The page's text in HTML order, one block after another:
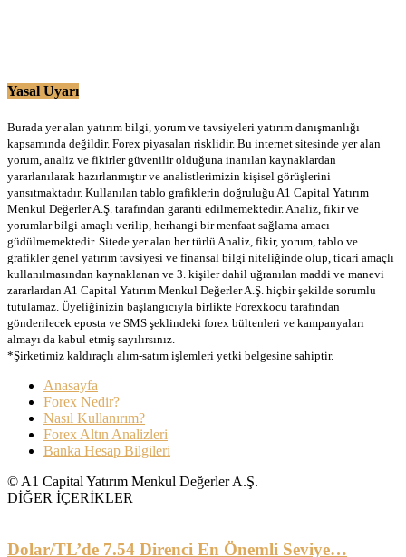
Yasal Uyarı
Burada yer alan yatırım bilgi, yorum ve tavsiyeleri yatırım danışmanlığı
kapsamında değildir. Forex piyasaları risklidir. Bu internet sitesinde yer alan
yorum, analiz ve fikirler güvenilir olduğuna inanılan kaynaklardan
yararlanılarak hazırlanmıştır ve analistlerimizin kişisel görüşlerini
yansıtmaktadır. Kullanılan tablo grafiklerin doğruluğu A1 Capital Yatırım
Menkul Değerler A.Ş. tarafından garanti edilmemektedir. Analiz, fikir ve
yorumlar bilgi amaçlı verilip, herhangi bir menfaat sağlama amacı
güdülmemektedir. Sitede yer alan her türlü Analiz, fikir, yorum, tablo ve
grafikler genel yatırım tavsiyesi ve finansal bilgi niteliğinde olup, ticari amaçlı
kullanılmasından kaynaklanan ve 3. kişiler dahil uğranılan maddi ve manevi
zararlardan A1 Capital Yatırım Menkul Değerler A.Ş. hiçbir şekilde sorumlu
tutulamaz. Üyeliğinizin başlangıcıyla birlikte Forexkocu tarafından
gönderilecek eposta ve SMS şeklindeki forex bültenleri ve kampanyaları
almayı da kabul etmiş sayılırsınız.
*Şirketimiz kaldıraçlı alım-satım işlemleri yetki belgesine sahiptir.
Anasayfa
Forex Nedir?
Nasıl Kullanırım?
Forex Altın Analizleri
Banka Hesap Bilgileri
© A1 Capital Yatırım Menkul Değerler A.Ş.
DİĞER İÇERİKLER
Dolar/TL’de 7.54 Direnci En Önemli Seviye…